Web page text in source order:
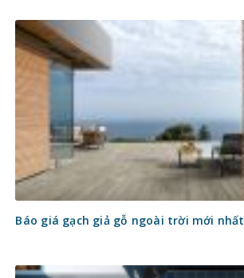
Báo giá gạch giả gỗ ngoài trời mới nhất